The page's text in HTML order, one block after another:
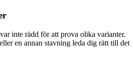
inte rädd för att prova olika varianter.
en annan stavning leda dig rätt till det